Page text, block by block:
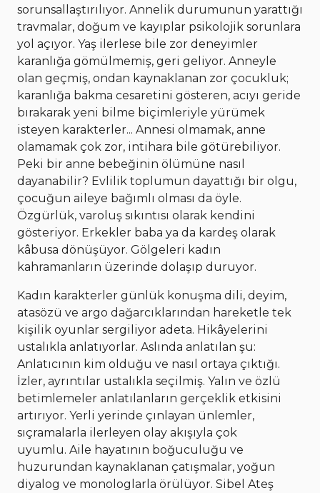
sorunsallaştırılıyor. Annelik durumunun yarattığı
travmalar, doğum ve kayıplar psikolojik sorunlara
yol açıyor. Yaş ilerlese bile zor deneyimler
karanlığa gömülmemiş, geri geliyor. Anneyle
olan geçmiş, ondan kaynaklanan zor çocukluk;
karanlığa bakma cesaretini gösteren, acıyı geride
bırakarak yeni bilme biçimleriyle yürümek
isteyen karakterler... Annesi olmamak, anne
olamamak çok zor, intihara bile götürebiliyor.
Peki bir anne bebeğinin ölümüne nasıl
dayanabilir? Evlilik toplumun dayattığı bir olgu,
çocuğun aileye bağımlı olması da öyle.
Özgürlük, varoluş sıkıntısı olarak kendini
gösteriyor. Erkekler baba ya da kardeş olarak
kâbusa dönüşüyor. Gölgeleri kadın
kahramanların üzerinde dolaşıp duruyor.
Kadın karakterler günlük konuşma dili, deyim,
atasözü ve argo dağarcıklarından hareketle tek
kişilik oyunlar sergiliyor adeta. Hikâyelerini
ustalıkla anlatıyorlar. Aslında anlatılan şu:
Anlatıcının kim olduğu ve nasıl ortaya çıktığı.
İzler, ayrıntılar ustalıkla seçilmiş. Yalın ve özlü
betimlemeler anlatılanların gerçeklik etkisini
artırıyor. Yerli yerinde çınlayan ünlemler,
sıçramalarla ilerleyen olay akışıyla çok
uyumlu. Aile hayatının boğuculuğu ve
huzurundan kaynaklanan çatışmalar, yoğun
diyalog ve monologlarla örülüyor. Sibel Ateş